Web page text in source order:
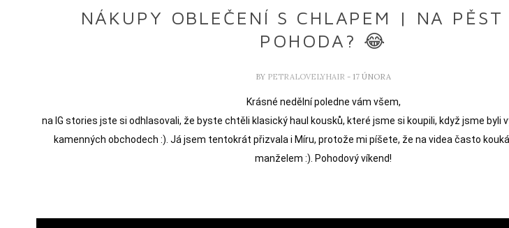
NÁKUPY OBLEČENÍ S CHLAPEM | NA PĚST
POHODA? 😂
BY PETRALOVELYHAIR - 17 ÚNORA
Krásné nedělní poledne vám všem,
na IG stories jste si odhlasovali, že byste chtěli klasický haul kousků, které jsme si koupili, když jsme byli
kamenných obchodech :). Já jsem tentokrát přizvala i Míru, protože mi píšete, že na videa často
manželem :). Pohodový víkend!